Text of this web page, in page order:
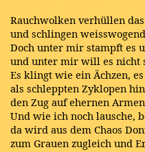
Rauchwolken verhüllen
und schlingen
Doch unter mir stampft es
und unter mir will es nicht
Es klingt wie ein Ächzen,
als schleppten Zyklopen
den Zug auf ehernen
Und wie ich noch lausche,
da wird aus dem Chaos
zum Grauen zugleich und